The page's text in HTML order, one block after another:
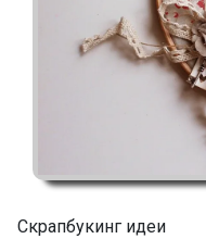
Скрапбукинг идеи